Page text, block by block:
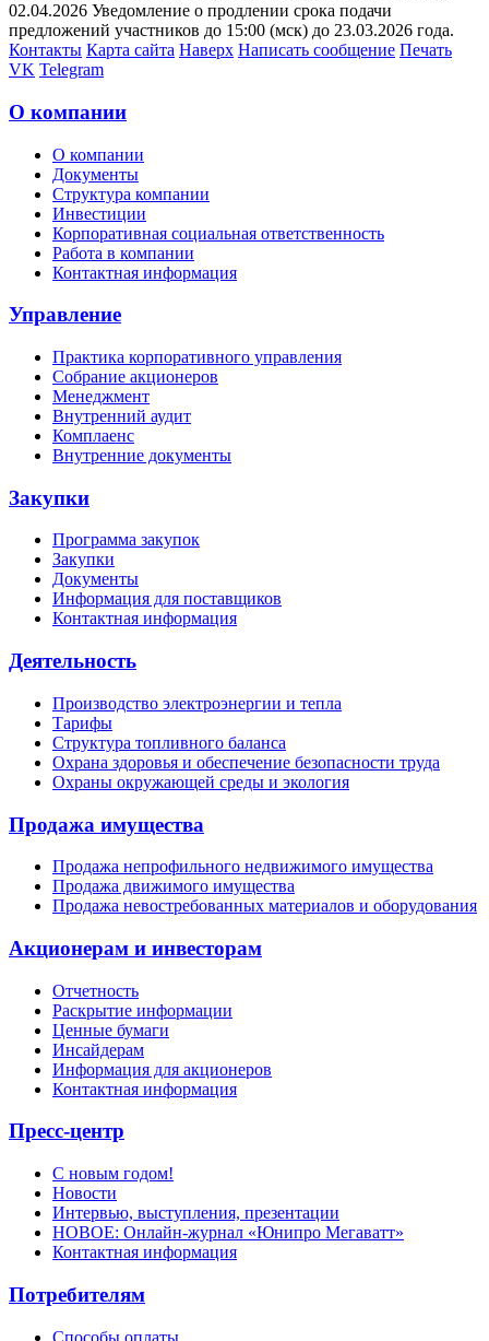
02.04.2026 Уведомление о продлении срока подачи
предложений участников до 15:00 (мск) до 23.03.2026 года.
Контакты Карта сайта Наверх Написать сообщение Печать
VK Telegram
О компании
О компании
Документы
Структура компании
Инвестиции
Корпоративная социальная ответственность
Работа в компании
Контактная информация
Управление
Практика корпоративного управления
Собрание акционеров
Менеджмент
Внутренний аудит
Комплаенс
Внутренние документы
Закупки
Программа закупок
Закупки
Документы
Информация для поставщиков
Контактная информация
Деятельность
Производство электроэнергии и тепла
Тарифы
Структура топливного баланса
Охрана здоровья и обеспечение безопасности труда
Охраны окружающей среды и экология
Продажа имущества
Продажа непрофильного недвижимого имущества
Продажа движимого имущества
Продажа невостребованных материалов и оборудования
Акционерам и инвесторам
Отчетность
Раскрытие информации
Ценные бумаги
Инсайдерам
Информация для акционеров
Контактная информация
Пресс-центр
С новым годом!
Новости
Интервью, выступления, презентации
НОВОЕ: Онлайн-журнал «Юнипро Мегаватт»
Контактная информация
Потребителям
Способы оплаты